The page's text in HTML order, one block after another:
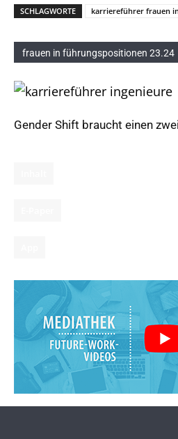
SCHLAGWORTE karriereführer frauen
frauen in führungspositionen 23.24
Gender Shift braucht einen